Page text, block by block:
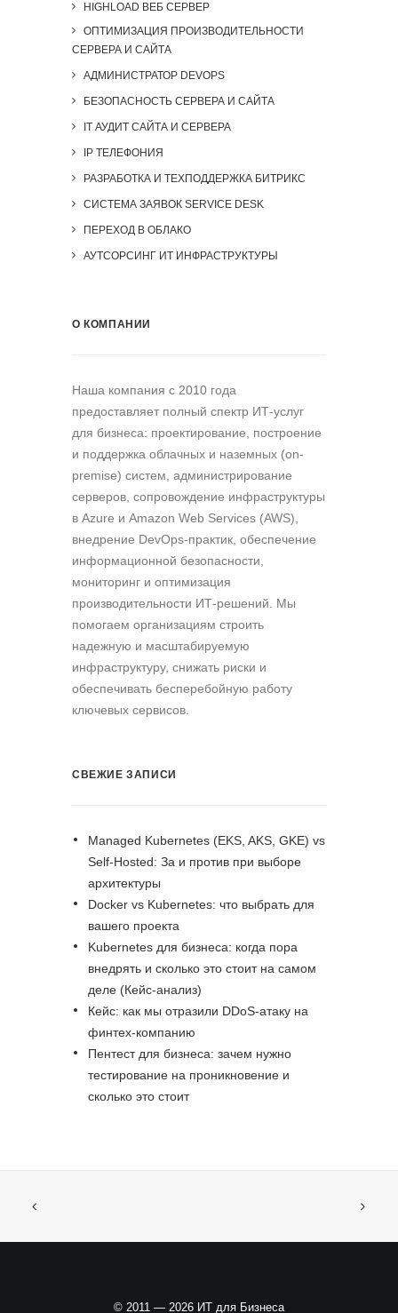
HIGHLOAD ВЕБ СЕРВЕР
ОПТИМИЗАЦИЯ ПРОИЗВОДИТЕЛЬНОСТИ
СЕРВЕРА И САЙТА
АДМИНИСТРАТОР DEVOPS
БЕЗОПАСНОСТЬ СЕРВЕРА И САЙТА
IT АУДИТ САЙТА И СЕРВЕРА
IP ТЕЛЕФОНИЯ
РАЗРАБОТКА И ТЕХПОДДЕРЖКА БИТРИКС
СИСТЕМА ЗАЯВОК SERVICE DESK
ПЕРЕХОД В ОБЛАКО
АУТСОРСИНГ ИТ ИНФРАСТРУКТУРЫ
О КОМПАНИИ
Наша компания c 2010 года
предоставляет полный спектр ИТ-услуг
для бизнеса: проектирование, построение
и поддержка облачных и наземных (on-
premise) систем, администрирование
серверов, сопровождение инфраструктуры
в Azure и Amazon Web Services (AWS),
внедрение DevOps-практик, обеспечение
информационной безопасности,
мониторинг и оптимизация
производительности ИТ-решений. Мы
помогаем организациям строить
надежную и масштабируемую
инфраструктуру, снижать риски и
обеспечивать бесперебойную работу
ключевых сервисов.
СВЕЖИЕ ЗАПИСИ
Managed Kubernetes (EKS, AKS, GKE) vs
Self-Hosted: За и против при выборе
архитектуры
Docker vs Kubernetes: что выбрать для
вашего проекта
Kubernetes для бизнеса: когда пора
внедрять и сколько это стоит на самом
деле (Кейс-анализ)
Кейс: как мы отразили DDoS-атаку на
финтех-компанию
Пентест для бизнеса: зачем нужно
тестирование на проникновение и
сколько это стоит
© 2011 — 2026 ИТ для Бизнеса